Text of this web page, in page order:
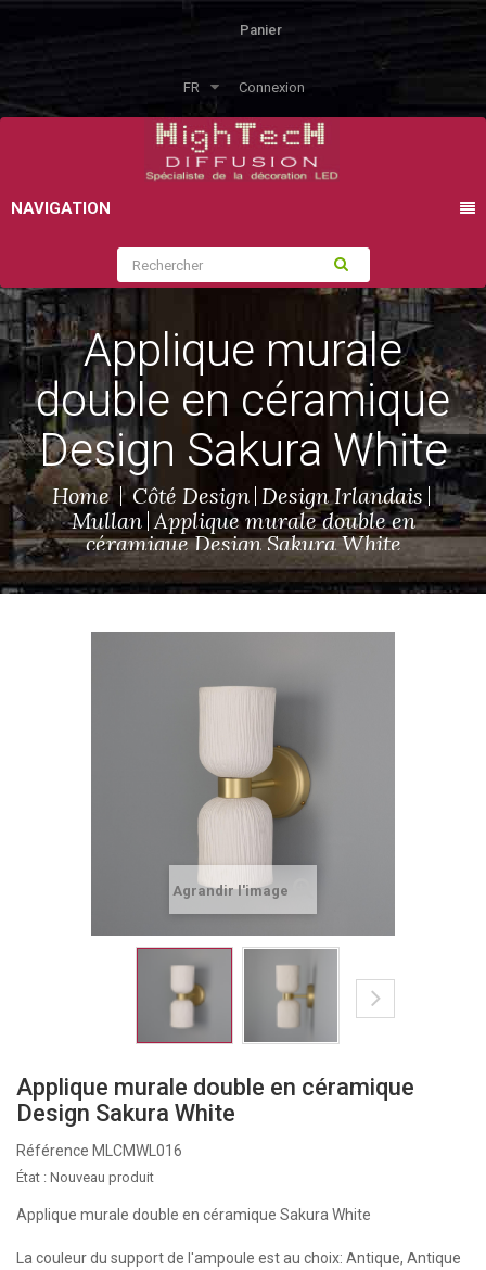
Panier
FR Connexion
NAVIGATION
Applique murale
double en céramique
Design Sakura White
Home Côté Design Design Irlandais
Mullan Applique murale double en
céramique Design Sakura White
Agrandir l'image
Applique murale double en céramique
Design Sakura White
Référence MLCMWL016
État : Nouveau produit
Applique murale double en céramique Sakura White
La couleur du support de l'ampoule est au choix: Antique, Antique